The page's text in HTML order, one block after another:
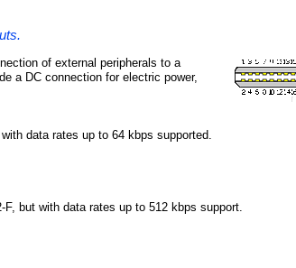
of external peripherals to a
a DC connection for electric power,
data rates up to 64 kbps supported.
but with data rates up to 512 kbps support.